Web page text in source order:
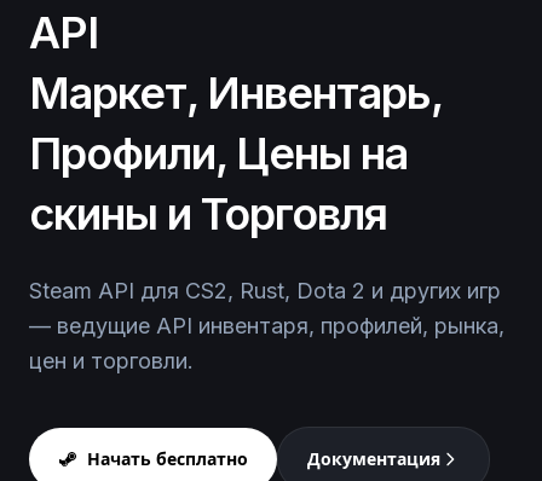
API
Маркет, Инвентарь,
Профили, Цены на
скины и Торговля
Steam API для CS2, Rust, Dota 2 и других игр
— ведущие API инвентаря, профилей, рынка,
цен и торговли.
Начать бесплатно Документация